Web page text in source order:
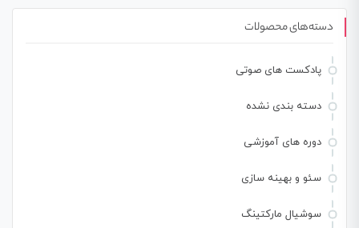
دسته‌های محصولات
پادکست های صوتی
دسته بندی نشده
دوره های آموزشی
سئو و بهینه سازی
سوشیال مارکتینگ